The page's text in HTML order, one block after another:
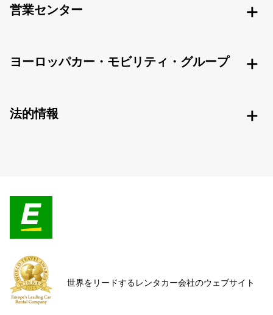
営業センター
ヨーロッパカー・モビリティ・グループ
法的情報
世界をリードするレンタカー会社のウェブサイト